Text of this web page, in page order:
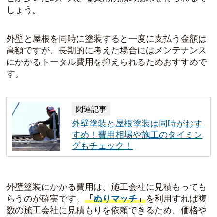
しょう。
外壁と屋根を同時に塗装すると一度に支払う金額は
高額ですが、長期的に考えた場合にはメンテナンス
にかかるトータル費用を抑えられるためおすすめで
す。
関連記事
外壁塗装と屋根塗装は同時がおす
すめ！費用相場や施工のタイミン
グもチェック！
外壁塗装にかかる費用は、施工会社に見積もっても
らうのが確実です。「ぬりマッチ」を利用すれば複
数の施工会社に見積もりを依頼できるため、価格や